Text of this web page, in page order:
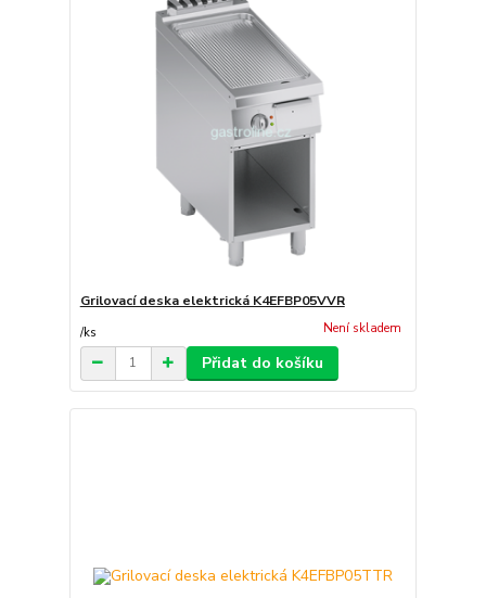
Grilovací deska elektrická K4EFBP05VVR
/ks Není skladem
Přidat do košíku